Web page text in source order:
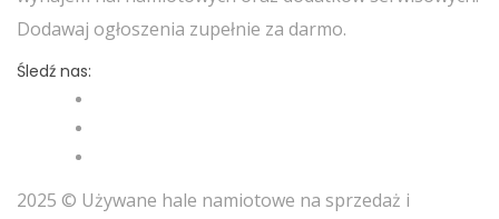
Dodawaj ogłoszenia zupełnie za darmo.
Śledź nas:
2025 © Używane hale namiotowe na sprzedaż i